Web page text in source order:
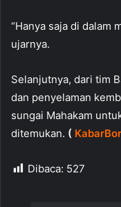
“Hanya saja di dalam
ujarnya.
Selanjutnya, dari tim
dan penyelaman
sungai Mahakam
ditemukan. (
Dibaca: 527